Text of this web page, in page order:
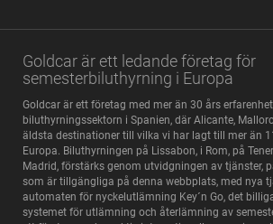
Goldcar är ett ledande företag för
semesterbiluthyrning i Europa
Goldcar är ett företag med mer än 30 års
biluthyrningssektorn i Spanien, där Alicante,
äldsta destinationer till vilka vi har lagt till mer än
Europa. Biluthyrningen på Lissabon, i Rom, på
Madrid, förstärks genom utvidgningen av tjänster,
som är tillgängliga på denna webbplats, med nya
automaten för nyckelutlämning Key´n Go, det
systemet för utlämning och återlämning av